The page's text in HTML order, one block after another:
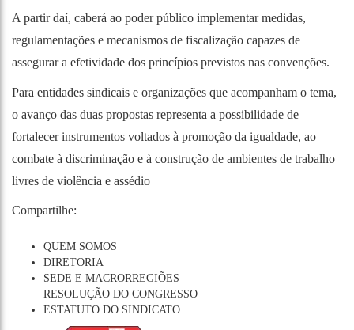
A partir daí, caberá ao poder público implementar medidas,
regulamentações e mecanismos de fiscalização capazes de
assegurar a efetividade dos princípios previstos nas convenções.
Para entidades sindicais e organizações que acompanham o tema,
o avanço das duas propostas representa a possibilidade de
fortalecer instrumentos voltados à promoção da igualdade, ao
combate à discriminação e à construção de ambientes de trabalho
livres de violência e assédio
Compartilhe:
QUEM SOMOS
DIRETORIA
SEDE E MACRORREGIÕES
RESOLUÇÃO DO CONGRESSO
ESTATUTO DO SINDICATO